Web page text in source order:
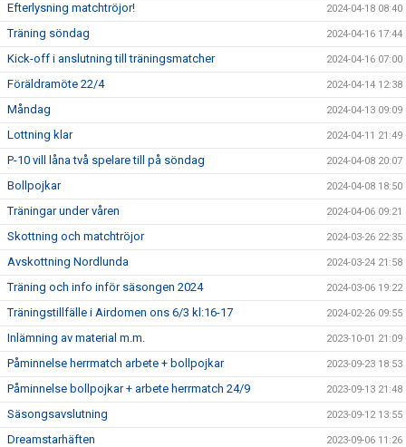
Efterlysning matchtröjor! 2024-04-18 08:40
Träning söndag 2024-04-16 17:44
Kick-off i anslutning till träningsmatcher 2024-04-16 07:00
Föräldramöte 22/4 2024-04-14 12:38
Måndag 2024-04-13 09:09
Lottning klar 2024-04-11 21:49
P-10 vill låna två spelare till på söndag 2024-04-08 20:07
Bollpojkar 2024-04-08 18:50
Träningar under våren 2024-04-06 09:21
Skottning och matchtröjor 2024-03-26 22:35
Avskottning Nordlunda 2024-03-24 21:58
Träning och info inför säsongen 2024 2024-03-06 19:22
Träningstillfälle i Airdomen ons 6/3 kl:16-17 2024-02-26 09:55
Inlämning av material m.m. 2023-10-01 21:09
Påminnelse herrmatch arbete + bollpojkar 2023-09-23 18:53
Påminnelse bollpojkar + arbete herrmatch 24/9 2023-09-13 21:48
Säsongsavslutning 2023-09-12 13:55
Dreamstarhäften 2023-09-06 11:26